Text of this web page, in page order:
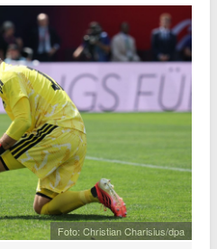
Foto: Christian Charisius/dpa